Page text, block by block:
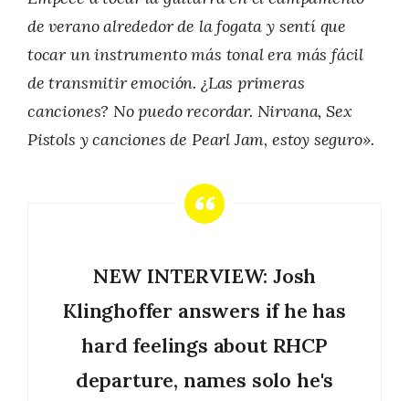
de verano alrededor de la fogata y sentí que
tocar un instrumento más tonal era más fácil
de transmitir emoción. ¿Las primeras
canciones? No puedo recordar. Nirvana, Sex
Pistols y canciones de Pearl Jam, estoy seguro».
NEW INTERVIEW: Josh
Klinghoffer answers if he has
hard feelings about RHCP
departure, names solo he's